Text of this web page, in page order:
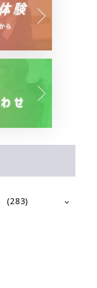
(283)